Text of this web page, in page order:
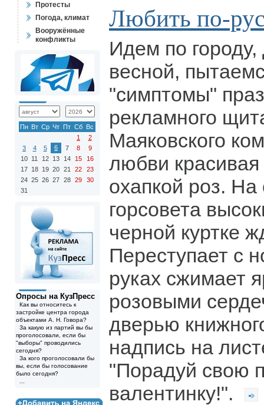
Протесты
Погода, климат
Вооружённые
конфликты
Пн Вт Ср Чт Пт Сб Вс
1
2
3
4 5 6 7 8
9
10 11 12 13 14 15
16
17 18 19 20 21 22
23
24 25 26 27 28 29
30
31
Опросы на КузПресс
Как вы относитесь к
застройке центра города
объектами А. Н. Говора?
За какую из партий вы бы
проголосовали, если бы
"выборы" проводились
сегодня?
За кого проголосовали бы
вы, если бы голосование
было сегодня?
Любить по-
Идем по
весной,
"симптомы"
рекламного
Маяковского
любви
охапкой роз. На
горсовета
черной куртке
Переступает с
руках сжимает
розовыми
дверью
надпись на
"Порадуй свою
валентинку!".